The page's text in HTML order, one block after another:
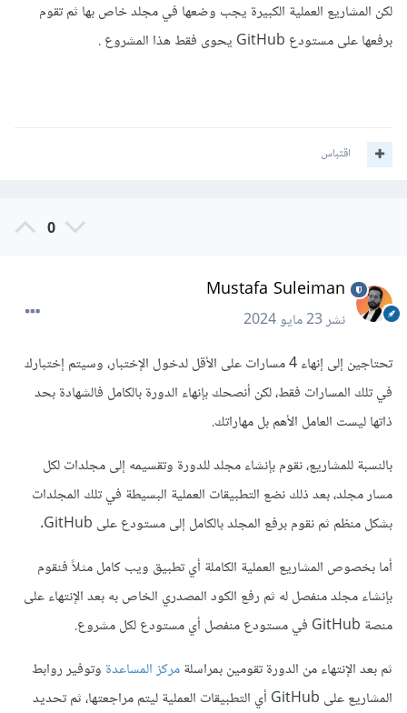
لكن المشاريع العملية الكبيرة يجب وضعها في مجلد خاص بها ثم تقوم
برفعها على مستودع GitHub يحوى فقط هذا المشروع .
اقتباس
0
Mustafa Suleiman
نشر23 مايو 2024
تحتاجين إلى إنهاء 4 مسارات على الأقل لدخول الإختبار، وسيتم إختبارك
في تلك المسارات فقط، لكن أنصحك بإنهاء الدورة بالكامل فالشهادة بحد
ذاتها ليست العامل الأهم بل مهاراتك.
بالنسبة للمشاريع، نقوم بإنشاء مجلد للدورة وتقسيمه إلى مجلدات لكل
مسار مجلد، بعد ذلك نضع التطبيقات العملية البسيطة في تلك المجلدات
بشكل منظم ثم نقوم برفع المجلد بالكامل إلى مستودع على GitHub.
أما بخصوص المشاريع العملية الكاملة أي تطبيق ويب كامل مثلاً فنقوم
بإنشاء مجلد منفصل له ثم رفع الكود المصدري الخاص به بعد الإنتهاء على
منصة GitHub في مستودع منفصل أي مستودع لكل مشروع.
ثم بعد الإنتهاء من الدورة تقومين بمراسلةمركز المساعدةوتوفير روابط
المشاريع على GitHub أي التطبيقات العملية ليتم مراجعتها، ثم تحديد